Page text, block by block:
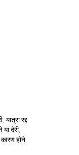
रद्द
देरी,
होने